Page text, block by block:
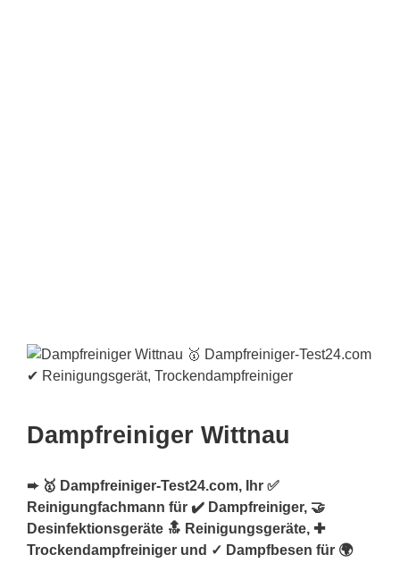
Dampfreiniger Wittnau
➨ 🥇 Dampfreiniger-Test24.com, Ihr ✅
Reinigungfachmann für ✔️ Dampfreiniger, 🤝
Desinfektionsgeräte 🔝 Reinigungsgeräte, ✚
Trockendampfreiniger und ✓ Dampfbesen für 🌍